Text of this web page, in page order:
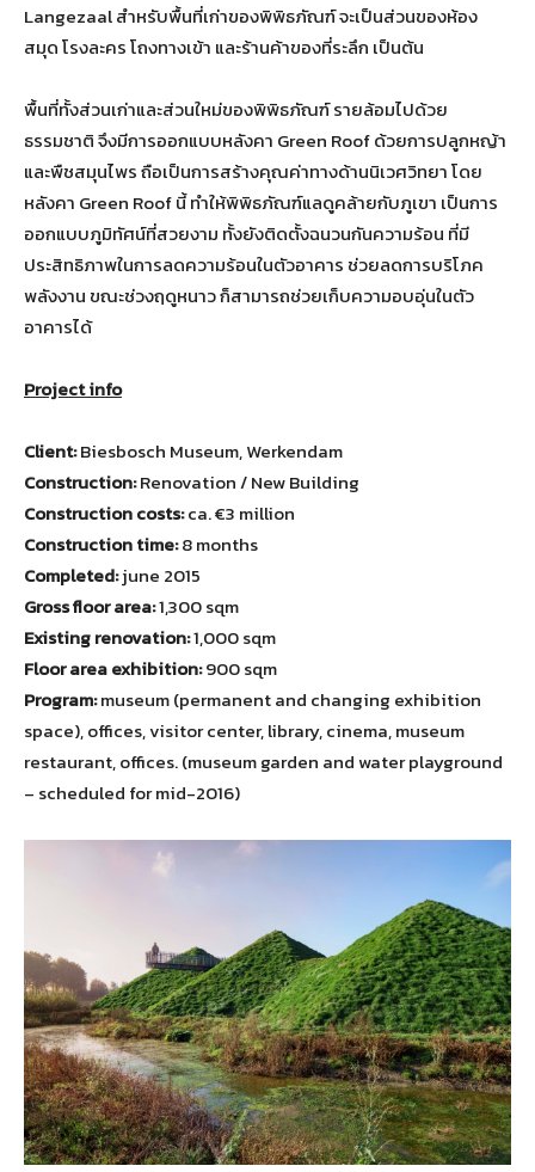
Langezaal สำหรับพื้นที่เก่าของพิพิธภัณฑ์ จะเป็นส่วนของห้อง
สมุด โรงละคร โถงทางเข้า และร้านค้าของที่ระลึก เป็นต้น
พื้นที่ทั้งส่วนเก่าและส่วนใหม่ของพิพิธภัณฑ์ รายล้อมไปด้วย
ธรรมชาติ จึงมีการออกแบบหลังคา Green Roof ด้วยการปลูกหญ้า
และพืชสมุนไพร ถือเป็นการสร้างคุณค่าทางด้านนิเวศวิทยา โดย
หลังคา Green Roof นี้ ทำให้พิพิธภัณฑ์แลดูคล้ายกับภูเขา เป็นการ
ออกแบบภูมิทัศน์ที่สวยงาม ทั้งยังติดตั้งฉนวนกันความร้อน ที่มี
ประสิทธิภาพในการลดความร้อนในตัวอาคาร ช่วยลดการบริโภค
พลังงาน ขณะช่วงฤดูหนาว ก็สามารถช่วยเก็บความอบอุ่นในตัว
อาคารได้
Project info
Client:Biesbosch Museum, Werkendam
Construction:Renovation / New Building
Construction costs:ca. €3 million
Construction time:8 months
Completed:june 2015
Gross floor area:1,300 sqm
Existing renovation:1,000 sqm
Floor area exhibition:900 sqm
Program:museum (permanent and changing exhibition
space), offices, visitor center, library, cinema, museum
restaurant, offices. (museum garden and water playground
– scheduled for mid-2016)